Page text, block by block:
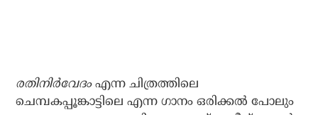
രതിനിര്‍വേദംഎന്ന ചിത്രത്തിലെ
ചെമ്പകപ്പൂങ്കാട്ടിലെ എന്ന ഗാനം ഒരിക്കല്‍ പോലും